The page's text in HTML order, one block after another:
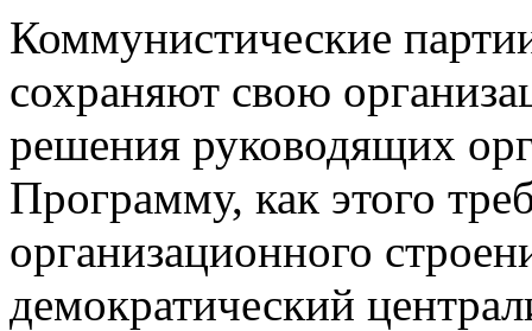
Коммунистические
сохраняют свою
решения руководящих
Программу, как этого
организационного
демократический